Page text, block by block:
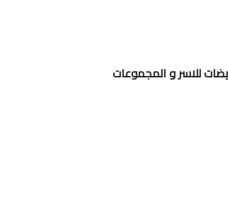
للاسر و المجموعات